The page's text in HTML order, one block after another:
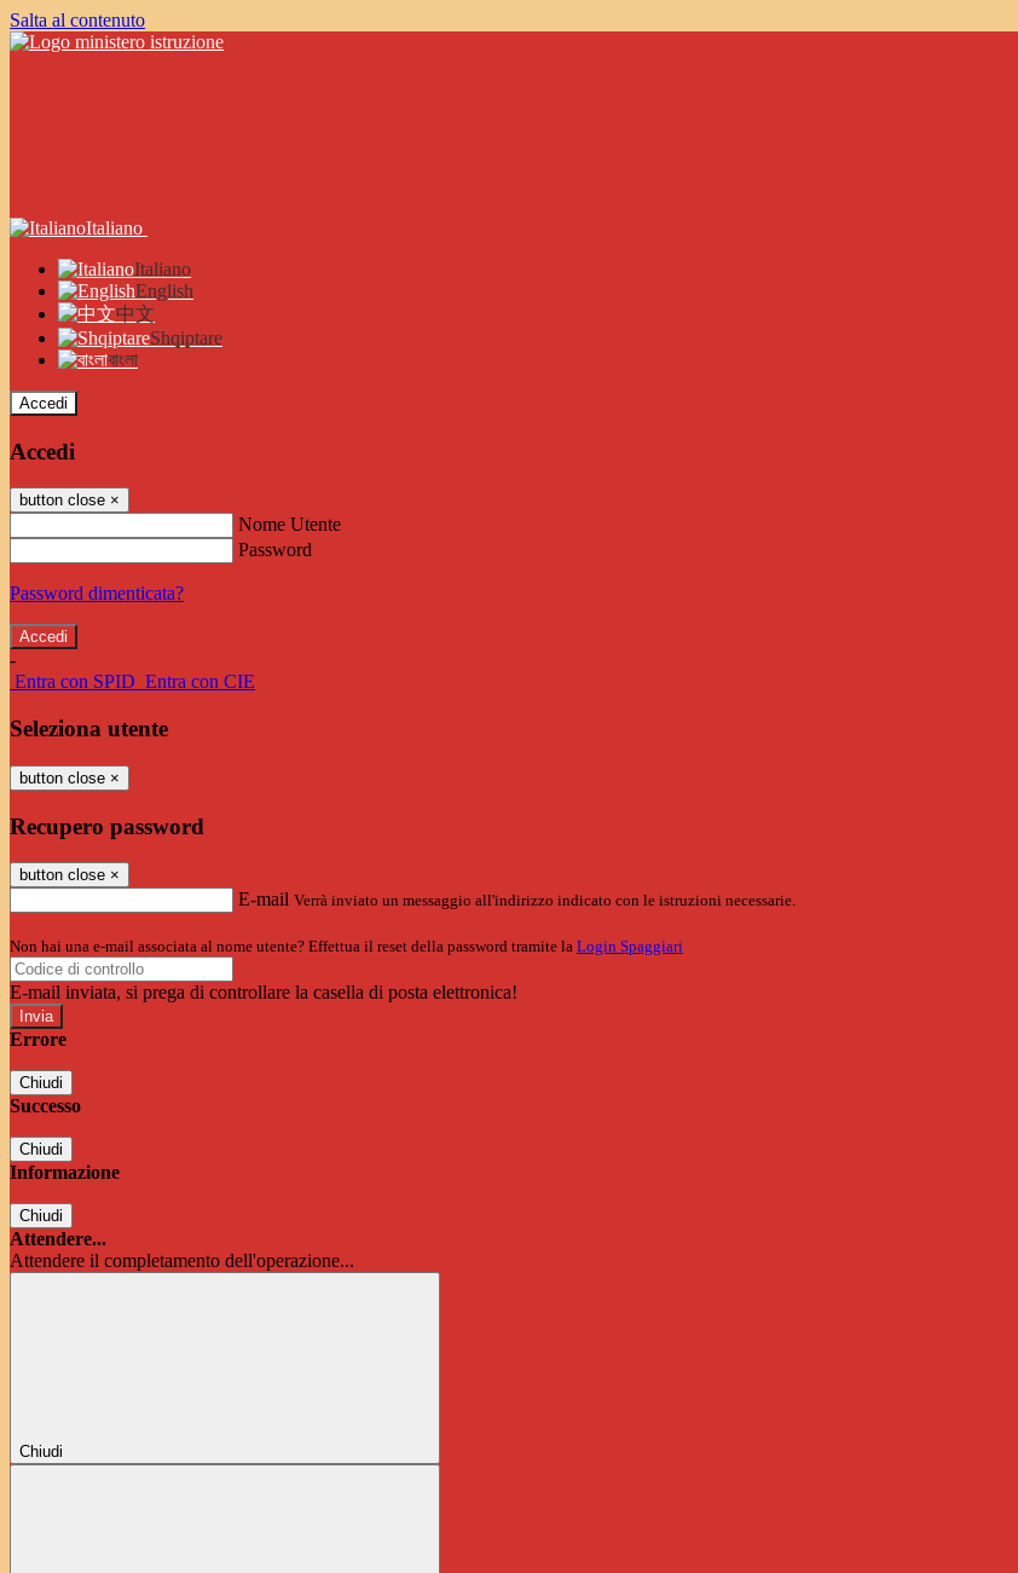
Salta al contenuto
Italiano
Italiano
English
中文
Shqiptare
বাংলা
Accedi
Accedi
button close ×
Nome Utente
Password
Password dimenticata?
-
Entra con SPID Entra con CIE
Seleziona utente
button close ×
Recupero password
button close ×
E-mail Verrà inviato un messaggio all'indirizzo indicato con le istruzioni necessarie.
Non hai una e-mail associata al nome utente? Effettua il reset della password tramite la Login Spaggiari
E-mail inviata, si prega di controllare la casella di posta elettronica!
Errore
Chiudi
Successo
Chiudi
Informazione
Chiudi
Attendere...
Attendere il completamento dell'operazione...
Chiudi